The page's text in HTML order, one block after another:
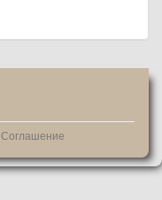
Соглашение